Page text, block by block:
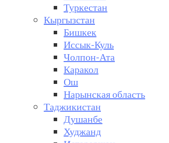
Туркестан
Кыргызстан
Бишкек
Иссык-Куль
Чолпон-Ата
Каракол
Ош
Нарынская область
Таджикистан
Душанбе
Худжанд